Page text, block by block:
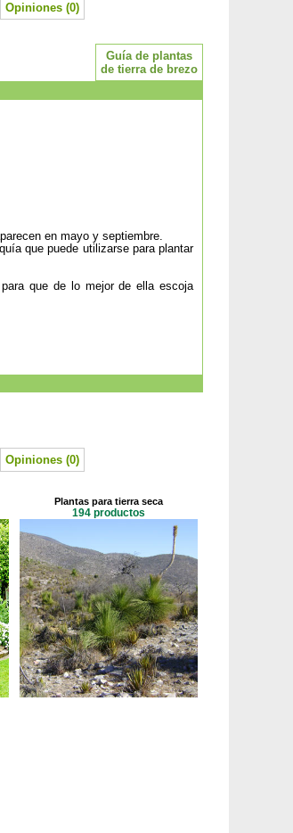
Opiniones (0)
Guía de plantas
de tierra de brezo
en mayo y septiembre.
que puede utilizarse para plantar
que de lo mejor de ella escoja
Opiniones (0)
Plantas para tierra seca
194 productos